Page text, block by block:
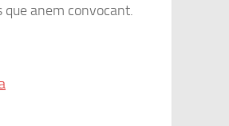
anem convocant.